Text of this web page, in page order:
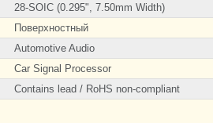
28-SOIC (0.295", 7.50mm Width)
Поверхностный
Automotive Audio
Car Signal Processor
Contains lead / RoHS non-compliant